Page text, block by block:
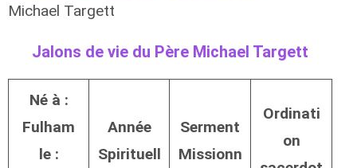
Michael Targett
Jalons de vie du Père Michael Targett
Né à :
Fulham
le :
Année
Spirituell
Serment
Missionn
Ordinati
on